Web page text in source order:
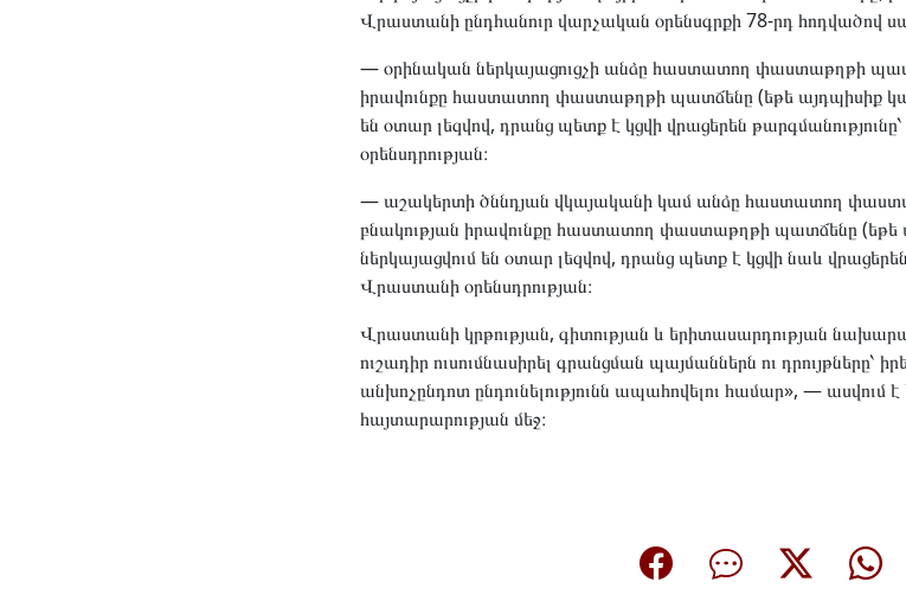
Վրաստանի ընդհանուր վարչական օրենսգրքի 78-րդ հոդվածով
— օրինական ներկայացուցչի անձը հաստատող փաստաթղթի
իրավունքը հաստատող փաստաթղթի պատճենը (եթե այդպիսիք
են օտար լեզվով, դրանց պետք է կցվի վրացերեն
օրենսդրության։
— աշակերտի ծննդյան վկայականի կամ անձը հաստատող
բնակության իրավունքը հաստատող փաստաթղթի պատճենը
ներկայացվում են օտար լեզվով, դրանց պետք է կցվի նաև
Վրաստանի օրենսդրության։
Վրաստանի կրթության, գիտության և երիտասարդության
ուշադիր ուսումնասիրել գրանցման պայմաններն ու դրույթները՝
անխոչընդոտ ընդունելությունն ապահովելու համար», — ասվում
հայտարարության մեջ։